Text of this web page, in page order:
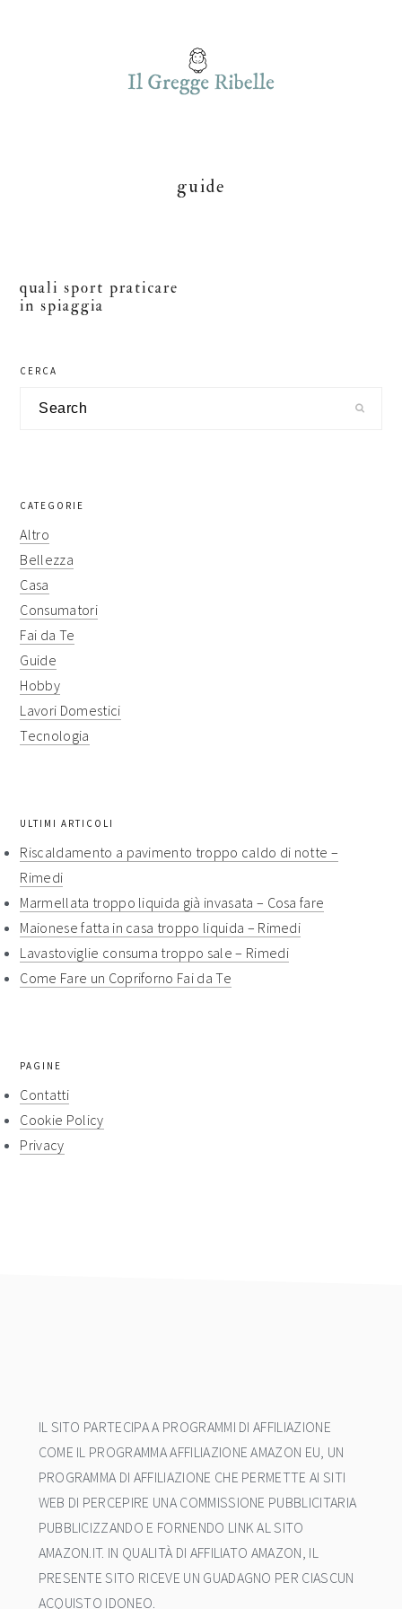
guide
quali sport praticare
in spiaggia
primary
sidebar
CERCA
Search
CATEGORIE
Altro
Bellezza
Casa
Consumatori
Fai da Te
Guide
Hobby
Lavori Domestici
Tecnologia
ULTIMI ARTICOLI
Riscaldamento a pavimento troppo caldo di notte​ –
Rimedi​
Marmellata troppo liquida già invasata​ – Cosa fare​​
Maionese fatta in casa troppo liquida​​ – Rimedi​​
Lavastoviglie consuma troppo sale​ – Rimedi​​
Come Fare un Copriforno Fai da Te
PAGINE
Contatti
Cookie Policy
Privacy
IL SITO PARTECIPA A PROGRAMMI DI AFFILIAZIONE
COME IL PROGRAMMA AFFILIAZIONE AMAZON EU, UN
PROGRAMMA DI AFFILIAZIONE CHE PERMETTE AI SITI
WEB DI PERCEPIRE UNA COMMISSIONE PUBBLICITARIA
PUBBLICIZZANDO E FORNENDO LINK AL SITO
AMAZON.IT. IN QUALITÀ DI AFFILIATO AMAZON, IL
PRESENTE SITO RICEVE UN GUADAGNO PER CIASCUN
ACQUISTO IDONEO.